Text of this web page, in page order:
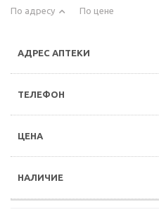
По адресу По цене